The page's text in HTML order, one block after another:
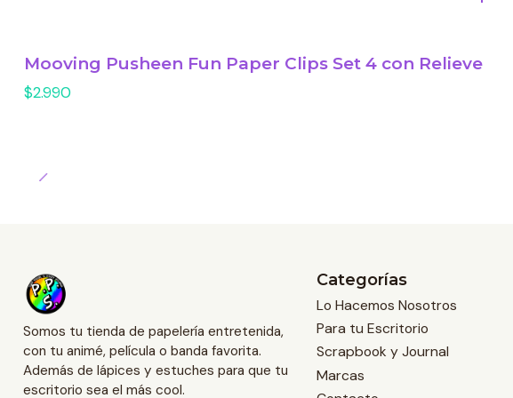
Mooving Pusheen Fun Paper Clips Set 4 con Relieve
$2.990
Somos tu tienda de papelería entretenida,
con tu animé, película o banda favorita.
Además de lápices y estuches para que tu
escritorio sea el más cool.
Categorías
Lo Hacemos Nosotros
Para tu Escritorio
Scrapbook y Journal
Marcas